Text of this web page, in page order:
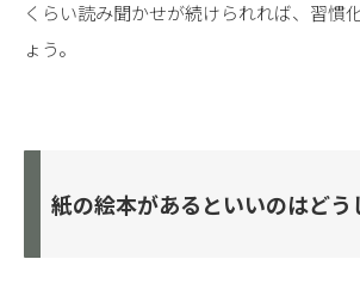
くらい読み聞かせが続けられれば、習慣
ょう。
紙の絵本があるといいのはどう